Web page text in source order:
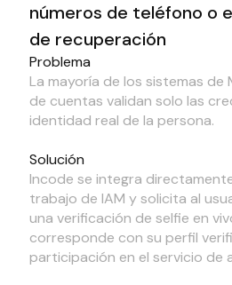
números de teléfono o
de recuperación
Problema
La mayoría de los sistemas de
de cuentas validan solo las
identidad real de la persona.
Solución
Incode se integra
trabajo de IAM y solicita al
una verificación de selfie en
corresponde con su perfil
participación en el servicio de